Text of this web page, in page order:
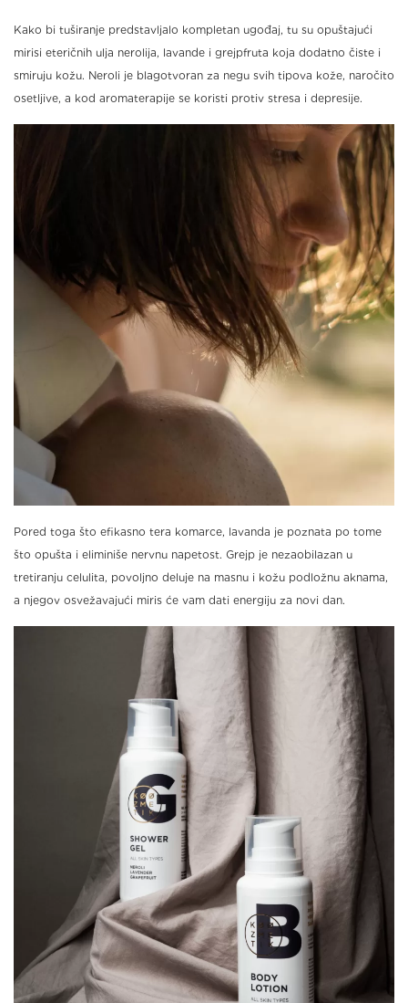
Kako bi tuširanje predstavljalo kompletan ugođaj, tu su opuštajući
mirisi eteričnih ulja nerolija, lavande i grejpfruta koja dodatno čiste i
smiruju kožu. Neroli je blagotvoran za negu svih tipova kože, naročito
osetljive, a kod aromaterapije se koristi protiv stresa i depresije.
Pored toga što efikasno tera komarce, lavanda je poznata po tome
što opušta i eliminiše nervnu napetost. Grejp je nezaobilazan u
tretiranju celulita, povoljno deluje na masnu i kožu podložnu aknama,
a njegov osvežavajući miris će vam dati energiju za novi dan.